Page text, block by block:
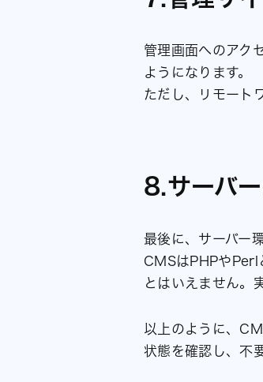
管理画面へのアク
ようになります。
ただし、リモート
8.サーバ
最後に、サーバー
CMSはPHPやPerl
とはいえません。
以上のように、
状態を確認し、不